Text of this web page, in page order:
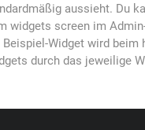
aussieht. Du
widgets screen im
Beispiel-Widget wird beim
durch das jeweilige